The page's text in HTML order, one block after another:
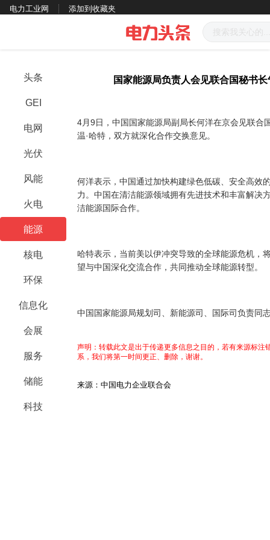
电力工业网 添加到收藏夹
头条
GEI
电网
光伏
风能
火电
能源
核电
环保
信息化
会展
服务
储能
科技
国家能源局负责人会见联合国秘书
4月9日，中国国家能源局副局长何洋在京会见联合
温·哈特，双方就深化合作交换意见。
何洋表示，中国通过加快构建绿色低碳、安全高效
力。中国在清洁能源领域拥有先进技术和丰富解决
洁能源国际合作。
哈特表示，当前美以伊冲突导致的全球能源危机，
望与中国深化交流合作，共同推动全球能源转型。
中国国家能源局规划司、新能源司、国际司负责同
声明：转载此文是出于传递更多信息之目的，若有来源标
系，我们将第一时间更正、删除，谢谢。
来源：中国电力企业联合会